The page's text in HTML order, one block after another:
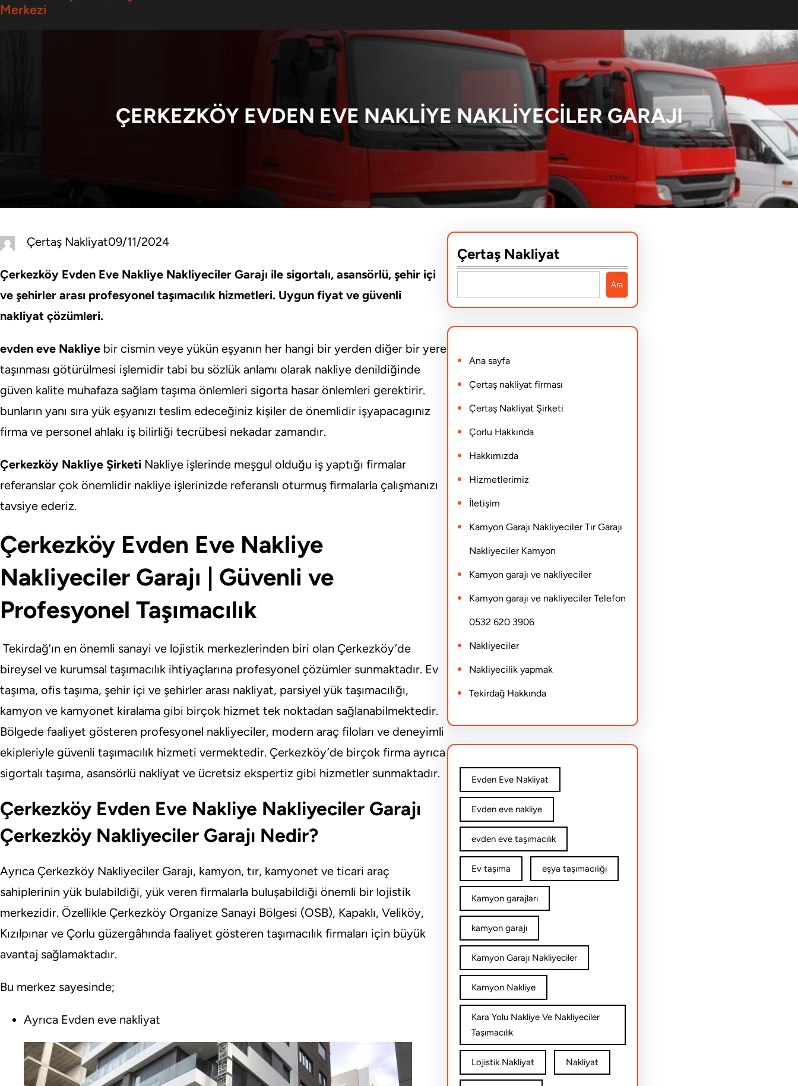
Merkezi
ÇERKEZKÖY EVDEN EVE NAKLIYE NAKLIYECILER GARAJI
Çertaş Nakliyat09/11/2024
Çerkezköy Evden Eve Nakliye Nakliyeciler Garajı ile sigortalı, asansörlü, şehir içi
ve şehirler arası profesyonel taşımacılık hizmetleri. Uygun fiyat ve güvenli
nakliyat çözümleri.
evden eve Nakliye bir cismin veye yükün eşyanın her hangi bir yerden diğer bir yere
taşınması götürülmesi işlemidir tabi bu sözlük anlamı olarak nakliye denildiğinde
güven kalite muhafaza sağlam taşıma önlemleri sigorta hasar önlemleri gerektirir.
bunların yanı sıra yük eşyanızı teslim edeceğiniz kişiler de önemlidir işyapacagınız
firma ve personel ahlakı iş bilirliği tecrübesi nekadar zamandır.
Çerkezköy Nakliye Şirketi Nakliye işlerinde meşgul olduğu iş yaptığı firmalar
referanslar çok önemlidir nakliye işlerinizde referanslı oturmuş firmalarla çalışmanızı
tavsiye ederiz.
Çerkezköy Evden Eve Nakliye
Nakliyeciler Garajı | Güvenli ve
Profesyonel Taşımacılık
Tekirdağ’ın en önemli sanayi ve lojistik merkezlerinden biri olan Çerkezköy’de
bireysel ve kurumsal taşımacılık ihtiyaçlarına profesyonel çözümler sunmaktadır. Ev
taşıma, ofis taşıma, şehir içi ve şehirler arası nakliyat, parsiyel yük taşımacılığı,
kamyon ve kamyonet kiralama gibi birçok hizmet tek noktadan sağlanabilmektedir.
Bölgede faaliyet gösteren profesyonel nakliyeciler, modern araç filoları ve deneyimli
ekipleriyle güvenli taşımacılık hizmeti vermektedir. Çerkezköy’de birçok firma ayrıca
sigortalı taşıma, asansörlü nakliyat ve ücretsiz ekspertiz gibi hizmetler sunmaktadır.
Çerkezköy Evden Eve Nakliye Nakliyeciler Garajı
Çerkezköy Nakliyeciler Garajı Nedir?
Ayrıca Çerkezköy Nakliyeciler Garajı, kamyon, tır, kamyonet ve ticari araç
sahiplerinin yük bulabildiği, yük veren firmalarla buluşabildiği önemli bir lojistik
merkezidir. Özellikle Çerkezköy Organize Sanayi Bölgesi (OSB), Kapaklı, Veliköy,
Kızılpınar ve Çorlu güzergâhında faaliyet gösteren taşımacılık firmaları için büyük
avantaj sağlamaktadır.
Bu merkez sayesinde;
Ayrıca Evden eve nakliyat
Çertaş Nakliyat
e
a
c
h
Ara
Ana sayfa
Çertaş nakliyat firması
Çertaş Nakliyat Şirketi
Çorlu Hakkında
Hakkımızda
Hizmetlerimiz
İletişim
Kamyon Garajı Nakliyeciler Tır Garajı
Nakliyeciler Kamyon
Kamyon garajı ve nakliyeciler
Kamyon garajı ve nakliyeciler Telefon
0532 620 3906
Nakliyeciler
Nakliyecilik yapmak
Tekirdağ Hakkında
Evden Eve Nakliyat
Evden eve nakliye
evden eve taşımacılık
Ev taşıma eşya taşımacılığı
Kamyon garajları
kamyon garajı
Kamyon Garajı Nakliyeciler
Kamyon Nakliye
Kara Yolu Nakliye Ve Nakliyeciler
Taşımacılık
Lojistik Nakliyat Nakliyat